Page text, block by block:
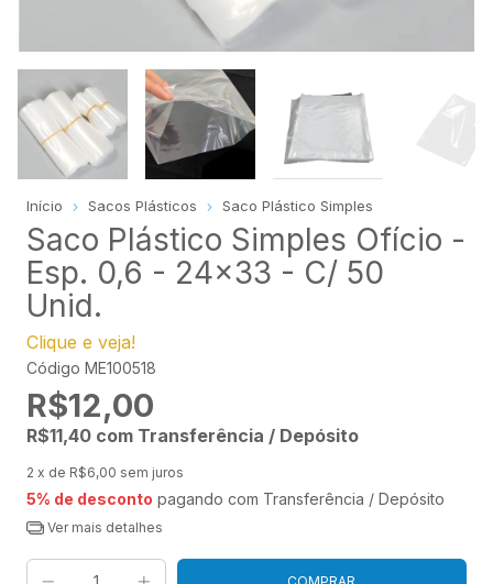
Início Sacos Plásticos Saco Plástico Simples
Saco Plástico Simples Ofício -
Esp. 0,6 - 24x33 - C/ 50
Unid.
Clique e veja!
Código ME100518
R$12,00
R$11,40 com Transferência / Depósito
2 x de R$6,00 sem juros
5% de desconto pagando com Transferência / Depósito
Ver mais detalhes